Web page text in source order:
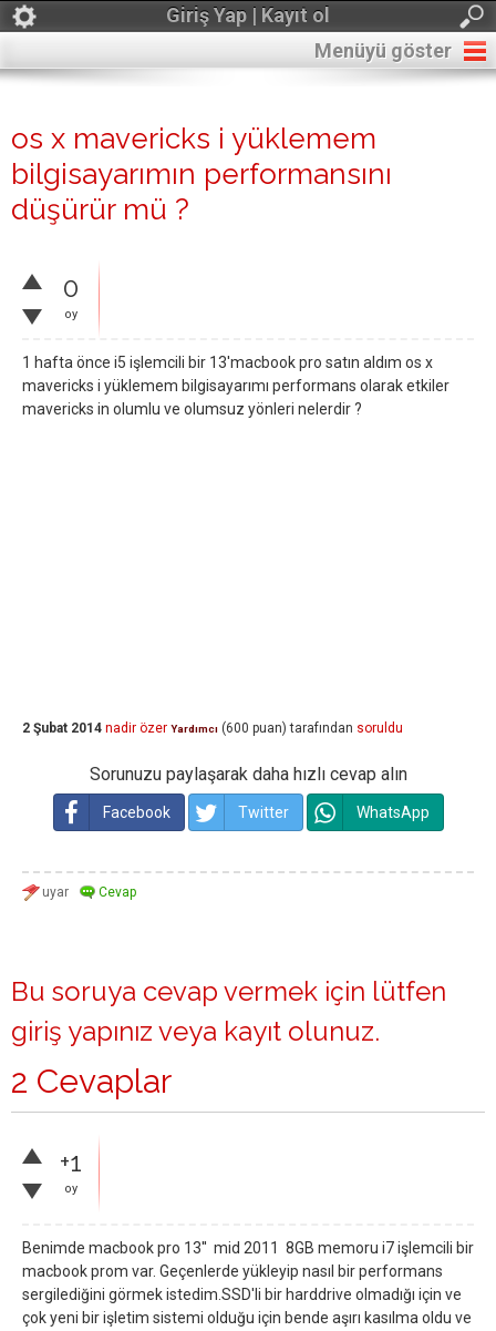
Giriş Yap | Kayıt ol
Menüyü göster
os x mavericks i yüklemem
bilgisayarımın performansını
düşürür mü ?
0
oy
1 hafta önce i5 işlemcili bir 13'macbook pro satın aldım os x
mavericks i yüklemem bilgisayarımı performans olarak etkiler
mavericks in olumlu ve olumsuz yönleri nelerdir ?
2 Şubat 2014 nadir özer Yardımcı (600 puan) tarafından soruldu
Sorunuzu paylaşarak daha hızlı cevap alın
Facebook Twitter WhatsApp
Bu soruya cevap vermek için lütfen
giriş yapınız veya kayıt olunuz.
2 Cevaplar
+1
oy
Benimde macbook pro 13'' mid 2011 8GB memoru i7 işlemcili bir
macbook prom var. Geçenlerde yükleyip nasıl bir performans
sergilediğini görmek istedim.SSD'li bir harddrive olmadığı için ve
çok yeni bir işletim sistemi olduğu için bende aşırı kasılma oldu ve